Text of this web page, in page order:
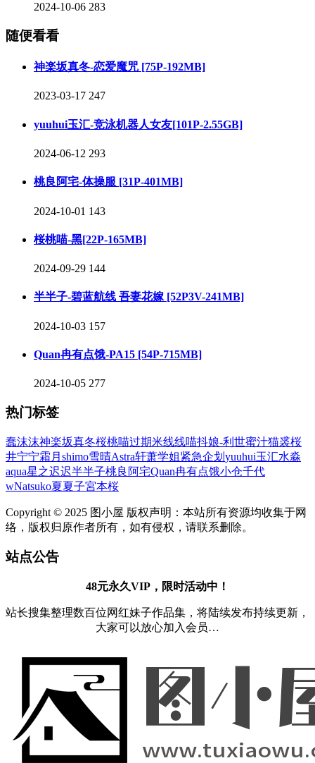
2024-10-06 283
随便看看
神楽坂真冬-恋爱魔咒 [75P-192MB]
2023-03-17 247
yuuhui玉汇-竞泳机器人女友[101P-2.55GB]
2024-06-12 293
桃良阿宅-体操服 [31P-401MB]
2024-10-01 143
桜桃喵-黑[22P-165MB]
2024-09-29 144
半半子-碧蓝航线 吾妻花嫁 [52P3V-241MB]
2024-10-03 157
Quan冉有点饿-PA15 [54P-715MB]
2024-10-05 277
热门标签
蠢沫沫神楽坂真冬桜桃喵过期米线线喵抖娘-利世蜜汁猫裘桜
井宁宁霜月shimo雪晴Astra轩萧学姐紧急企划 yuuhui玉汇水淼
aqua星之迟迟半半子桃良阿宅Quan冉有点饿小仓千代
wNatsuko夏夏子宮本桜
Copyright © 2025 图小屋 版权声明：本站所有资源均收集于网
络，版权归原作者所有，如有侵权，请联系删除。
站点公告
48元永久VIP，限时活动中！
站长搜集整理数百位网红妹子作品集，将陆续发布持续更新，
大家可以放心加入会员…